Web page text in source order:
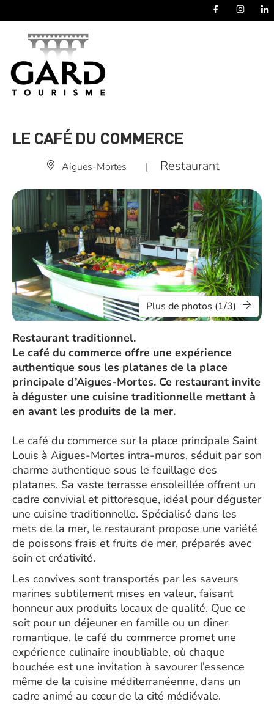
LE CAFÉ DU COMMERCE
Aigues-Mortes | Restaurant
Plus de photos (1/3)
Restaurant traditionnel.
Le café du commerce offre une expérience
authentique sous les platanes de la place
principale d’Aigues-Mortes. Ce restaurant invite
à déguster une cuisine traditionnelle mettant à
en avant les produits de la mer.
Le café du commerce sur la place principale Saint
Louis à Aigues-Mortes intra-muros, séduit par son
charme authentique sous le feuillage des
platanes. Sa vaste terrasse ensoleillée offrent un
cadre convivial et pittoresque, idéal pour déguster
une cuisine traditionnelle. Spécialisé dans les
mets de la mer, le restaurant propose une variété
de poissons frais et fruits de mer, préparés avec
soin et créativité.
Les convives sont transportés par les saveurs
marines subtilement mises en valeur, faisant
honneur aux produits locaux de qualité. Que ce
soit pour un déjeuner en famille ou un dîner
romantique, le café du commerce promet une
expérience culinaire inoubliable, où chaque
bouchée est une invitation à savourer l’essence
même de la cuisine méditerranéenne, dans un
cadre animé au cœur de la cité médiévale.